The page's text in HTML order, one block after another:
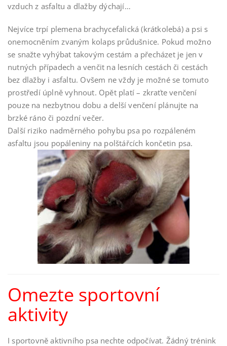
vzduch z asfaltu a dlažby dýchají…
Nejvíce trpí plemena brachycefalická (krátkolebá) a psi s
onemocněním zvaným kolaps průdušnice. Pokud možno
se snažte vyhýbat takovým cestám a přecházet je jen v
nutných případech a venčit na lesních cestách či cestách
bez dlažby i asfaltu. Ovšem ne vždy je možné se tomuto
prostředí úplně vyhnout. Opět platí – zkraťte venčení
pouze na nezbytnou dobu a delší venčení plánujte na
brzké ráno či pozdní večer.
Další riziko nadměrného pohybu psa po rozpáleném
asfaltu jsou popáleniny na polštářcích končetin psa.
Omezte sportovní
aktivity
I sportovně aktivního psa nechte odpočívat. Žádný trénink